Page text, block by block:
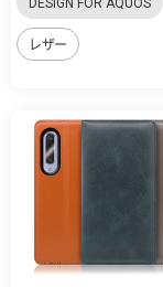
DESIGN FOR AQUOS
レザー